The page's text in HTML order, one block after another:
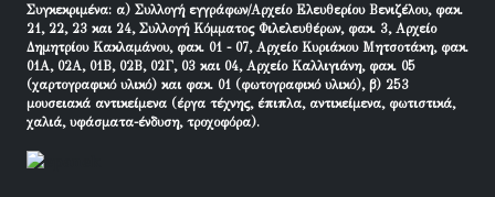
Συγκεκριμένα: α) Συλλογή εγγράφων/Αρχείο Ελευθερίου Βενιζέλου, φακ.
21, 22, 23 και 24, Συλλογή Κόμματος Φιλελευθέρων, φακ. 3, Αρχείο
Δημητρίου Κακλαμάνου, φακ. 01 - 07, Αρχείο Κυριάκου Μητσοτάκη, φακ.
01Α, 02Α, 01Β, 02Β, 02Γ, 03 και 04, Αρχείο Καλλιγιάνη, φακ. 05
(χαρτογραφικό υλικό) και φακ. 01 (φωτογραφικό υλικό), β) 253
μουσειακά αντικείμενα (έργα τέχνης, έπιπλα, αντικείμενα, φωτιστικά,
χαλιά, υφάσματα-ένδυση, τροχοφόρα).